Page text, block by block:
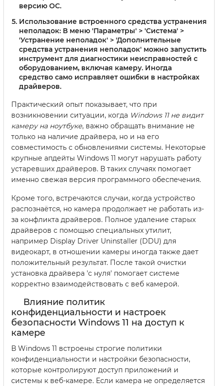
версию ОС.
Использование встроенного средства устранения
неполадок: В меню 'Параметры' > 'Система' >
'Устранение неполадок' > 'Дополнительные
средства устранения неполадок' можно запустить
инструмент для диагностики неисправностей с
оборудованием, включая камеру. Иногда
средство само исправляет ошибки в настройках
драйверов.
Практический опыт показывает, что при
возникновении ситуации, когда Windows 11 не видит
камеру на ноутбуке, важно обращать внимание не
только на наличие драйвера, но и на его
совместимость с обновлениями системы. Некоторые
крупные апдейты Windows 11 могут нарушать работу
устаревших драйверов. В таких случаях помогает
именно свежая версия программного обеспечения.
Кроме того, встречаются случаи, когда устройство
распознаётся, но камера продолжает не работать из-
за конфликта драйверов. Полное удаление старых
драйверов с помощью специальных утилит,
например Display Driver Uninstaller (DDU) для
видеокарт, в отношении камеры иногда также дает
положительный результат. После такой очистки
установка драйвера 'с нуля' помогает системе
корректно взаимодействовать с веб камерой.
Влияние политик
конфиденциальности и настроек
безопасности Windows 11 на доступ к
камере
В Windows 11 встроены строгие политики
конфиденциальности и настройки безопасности,
которые контролируют доступ приложений и
системы к веб-камере. Если камера не определяется